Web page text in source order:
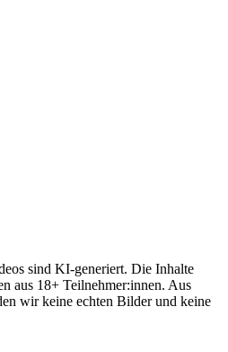
sind KI-generiert. Die Inhalte
aus 18+ Teilnehmer:innen. Aus
wir keine echten Bilder und keine